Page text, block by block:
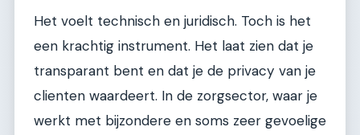
Het voelt technisch en juridisch. Toch is het
een krachtig instrument. Het laat zien dat je
transparant bent en dat je de privacy van je
clienten waardeert. In de zorgsector, waar je
werkt met bijzondere en soms zeer gevoelige